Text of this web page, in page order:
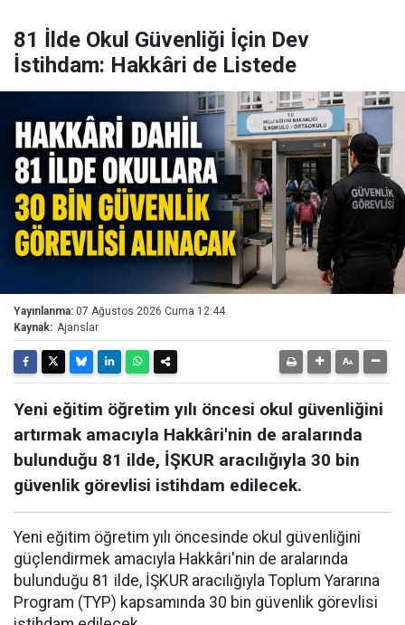
81 İlde Okul Güvenliği İçin Dev
İstihdam: Hakkâri de Listede
Yayınlanma: 07 Ağustos 2026 Cuma 12:44
Kaynak: Ajanslar
Yeni eğitim öğretim yılı öncesi okul güvenliğini
artırmak amacıyla Hakkâri'nin de aralarında
bulunduğu 81 ilde, İŞKUR aracılığıyla 30 bin
güvenlik görevlisi istihdam edilecek.
Yeni eğitim öğretim yılı öncesinde okul güvenliğini
güçlendirmek amacıyla Hakkâri'nin de aralarında
bulunduğu 81 ilde, İŞKUR aracılığıyla Toplum Yararına
Program (TYP) kapsamında 30 bin güvenlik görevlisi